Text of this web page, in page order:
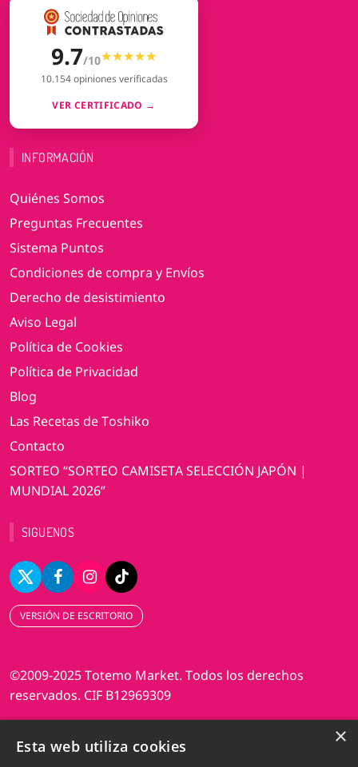
9.7/10★★★★★
★★★★★
10.154 opiniones verificadas
VER CERTIFICADO →
INFORMACIÓN
Quiénes Somos
Preguntas Frecuentes
Sistema Puntos
Condiciones de compra y Envíos
Derecho de desistimiento
Aviso Legal
Política de Cookies
Política de Privacidad
Blog
Las Recetas de Toshiko
Contacto
SORTEO “SORTEO CAMISETA SELECCIÓN JAPÓN |
MUNDIAL 2026”
SIGUENOS
VERSIÓN DE ESCRITORIO
©2009-2025 Totemo Market. Todos los derechos
reservados. CIF B12969309
×
Esta web utiliza cookies